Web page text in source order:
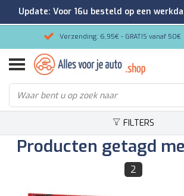
Verzending: 6,95€ - GRATIS vanaf 50€
Gemakkelijk bestellen/Veilig
9.2/10 Klantenrating via
FILTERS
Producten getagd
2
Update: Voor 16u besteld op een
verzonden!